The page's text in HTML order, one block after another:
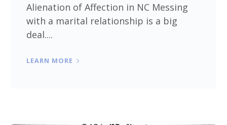
Alienation of Affection in NC Messing
with a marital relationship is a big
deal....
LEARN MORE